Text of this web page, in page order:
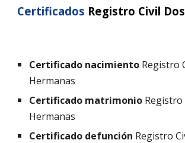
Certificados Registro Civil
Certificado nacimiento Registro
Hermanas
Certificado matrimonio Registro
Hermanas
Certificado defunción Registro